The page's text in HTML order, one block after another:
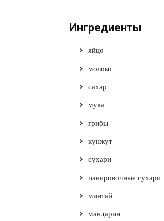
Ингредиенты
яйцо
молоко
сахар
мука
грибы
кунжут
сухари
панировочные сухари
минтай
мандарин